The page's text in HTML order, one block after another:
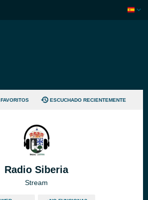
FAVORITOS ESCUCHADO RECIENTEMENTE
Radio Siberia
Stream